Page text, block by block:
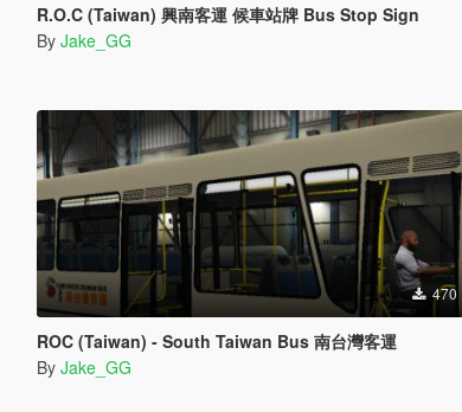
R.O.C (Taiwan) 興南客運 候車站牌 Bus Stop Sign
By Jake_GG
470
ROC (Taiwan) - South Taiwan Bus 南台灣客運
By Jake_GG